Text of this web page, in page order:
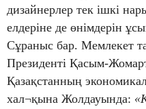
дизайнерлер тек ішкі
елдеріне де өнімдерін
Сұраныс бар. Мемлекет
Президенті Қасым-
Қазақстанның
хал¬қына Жолдауында: